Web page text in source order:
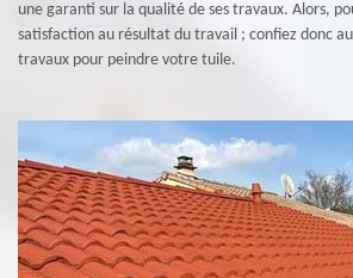
une garanti sur la qualité de ses travaux. Alors,
satisfaction au résultat du travail ; confiez donc
travaux pour peindre votre tuile.